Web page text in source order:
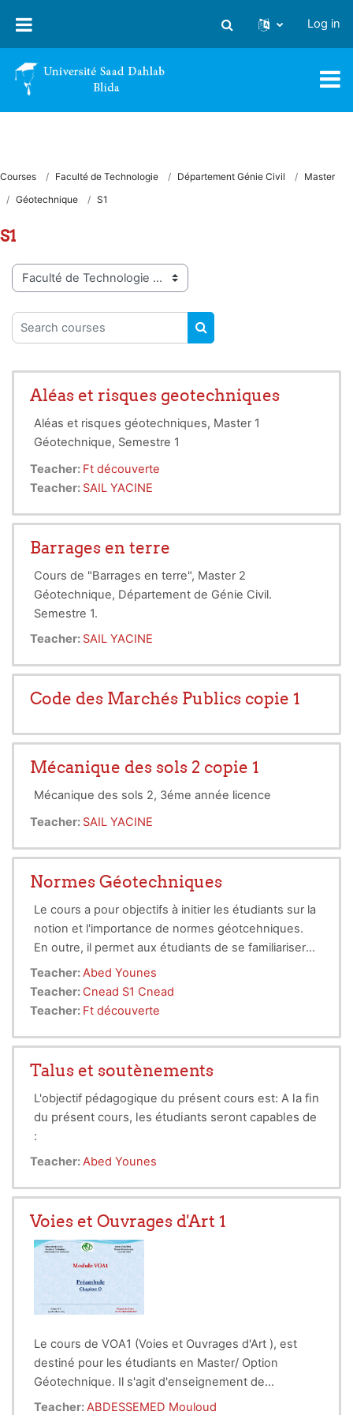
Toggle search input
Log in
Courses Faculté de Technologie Département Génie Civil
Master
Géotechnique
S1
S1
Course categories
Search courses
SEARCH COURSES
Aléas et risques geotechniques
Aléas et risques géotechniques, Master 1
Géotechnique, Semestre 1
Teacher: Ft découverte
Teacher: SAIL YACINE
Barrages en terre
Cours de "Barrages en terre", Master 2
Géotechnique, Département de Génie Civil.
Semestre 1.
Teacher: SAIL YACINE
Code des Marchés Publics copie 1
Mécanique des sols 2 copie 1
Mécanique des sols 2, 3éme année licence
Teacher: SAIL YACINE
Normes Géotechniques
Le cours a pour objectifs à initier les étudiants sur la
notion et l'importance de normes géotcehniques.
En outre, il permet aux étudiants de se familiariser
avec l'utilisation des normes dans le domaine de
réalisation des essais et le calcul des ouvrages
géotechniques.
Teacher:Abed Younes
Teacher: Cnead S1 Cnead
Teacher: Ft découverte
Talus et soutènements
L'objectif pédagogique du présent cours est: A la fin
du présent cours, les étudiants seront capables de
:
- Mener un calcul de stabilité d'une pente ou d'un
- Un dimensionnement d'un soutènement (Mur de
soutènement/Ecarn de soutènement).
Teacher:Abed Younes
Voies et Ouvrages d'Art 1
Le cours de VOA1 (Voies et Ouvrages d'Art ), est
destiné pour les étudiants en Master/ Option
Géotechnique. Il s'agit d'enseignement de
connaissances préliminaires dans le domaines des
L'étudiant, par le biais de ce cours, sera en mesure
Teacher:ABDESSEMED Mouloud